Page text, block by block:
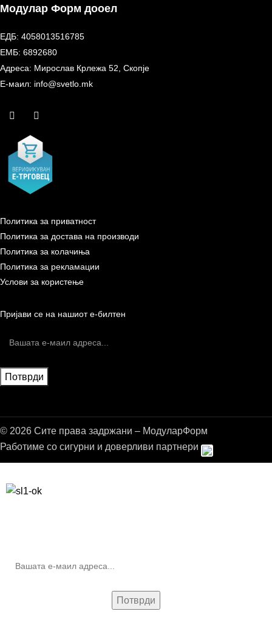
Модулар Форм дооел
ЕДБ: 4058013516785
ЕМБ: 6892680
Адреса: Мирослав Крлежа 52, Скопје
Е-маил: info@svetlo.mk
Политика за приватност
Политика за достава на производи
Политика за колачиња
Политика за рекламации
Услови за користење
Пријави се на нашиот е-билтен
© 2026 Сите права задржани – МодуларФорм
Работиме со сигурни и доверливи партнери